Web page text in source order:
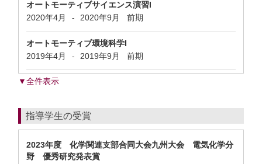
オートモーティブサイエンス演習I
2020年4月
- 2020年9月 前期
オートモーティブ環境科学I
2019年4月
- 2019年9月 前期
▼全件表示
指導学生の受賞
2023年度 化学関連支部合同大会九州大会 電気化学分
野 優秀研究発表賞